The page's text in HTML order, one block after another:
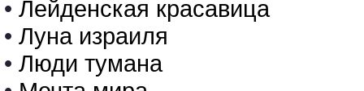
• Лейденская красавица
• Луна израиля
• Люди тумана